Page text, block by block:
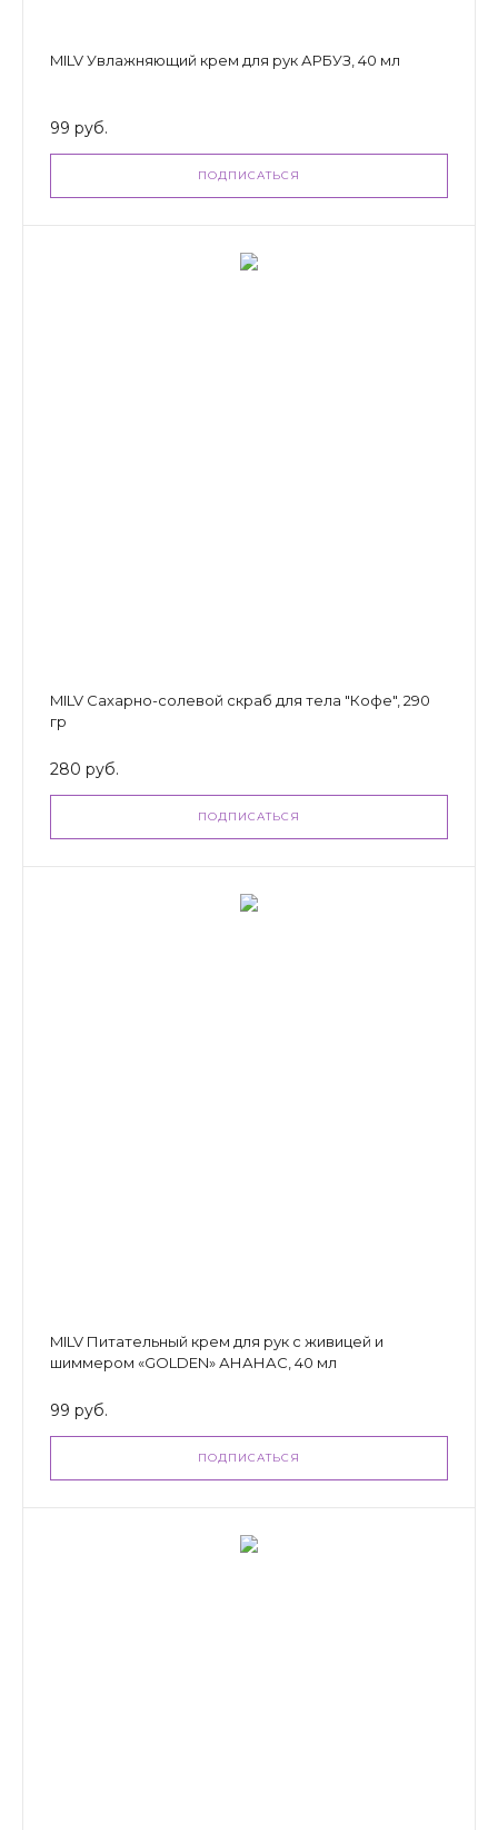
MILV Увлажняющий крем для рук АРБУЗ, 40 мл
99 руб.
ПОДПИСАТЬСЯ
MILV Сахарно-солевой скраб для тела "Кофе", 290
гр
280 руб.
ПОДПИСАТЬСЯ
MILV Питательный крем для рук с живицей и
шиммером «GOLDEN» АНАНАС, 40 мл
99 руб.
ПОДПИСАТЬСЯ